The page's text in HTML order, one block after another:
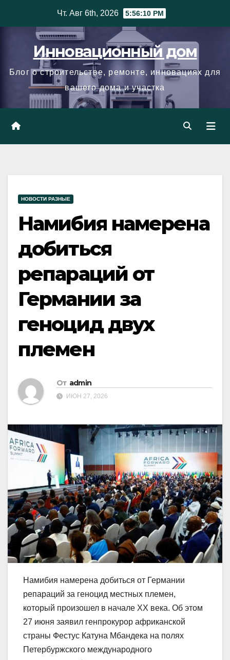
Чт. Авг 6th, 2026 5:56:11 PM
Инновационный дом
Блог о строительстве, ремонте, инновациях для
вашего дома и участка
НОВОСТИ РАЗНЫЕ
Намибия намерена
добиться
репараций от
Германии за
геноцид двух
племен
От admin
ИЮН 27, 2026
Намибия намерена добиться от Германии
репараций за геноцид местных племен,
который произошел в начале ХХ века. Об этом
27 июня заявил генпрокурор африканской
страны Фестус Катуна Мбандека на полях
Петербуржского международного